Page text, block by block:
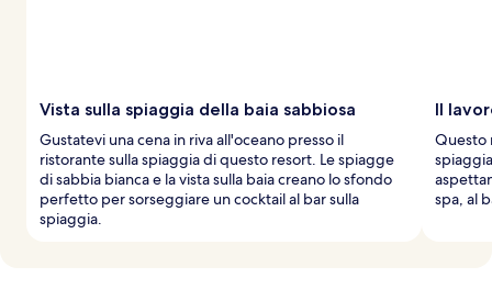
g
a
t
o
r
Vista sulla spiaggia della baia sabbiosa
Gustatevi una cena in riva all'oceano presso il
ristorante sulla spiaggia di questo resort. Le spiagge
di sabbia bianca e la vista sulla baia creano lo sfondo
perfetto per sorseggiare un cocktail al bar sulla
spiaggia.
Il
Questo
spa, al